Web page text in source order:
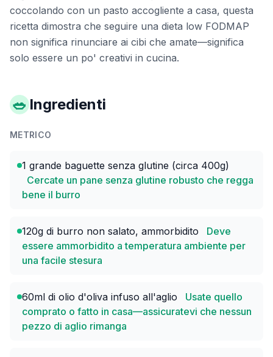
coccolando con un pasto accogliente a casa, questa
ricetta dimostra che seguire una dieta low FODMAP
non significa rinunciare ai cibi che amate—significa
solo essere un po' creativi in cucina.
🥗 Ingredienti
METRICO
1 grande baguette senza glutine (circa 400g)
Cercate un pane senza glutine robusto che regga
bene il burro
120g di burro non salato, ammorbidito
Deve
essere ammorbidito a temperatura ambiente per
una facile stesura
60ml di olio d'oliva infuso all'aglio
Usate quello
comprato o fatto in casa—assicuratevi che nessun
pezzo di aglio rimanga